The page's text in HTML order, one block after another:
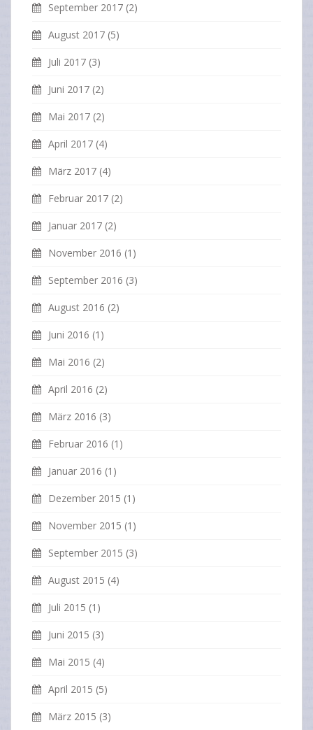
September 2017 (2)
August 2017 (5)
Juli 2017 (3)
Juni 2017 (2)
Mai 2017 (2)
April 2017 (4)
März 2017 (4)
Februar 2017 (2)
Januar 2017 (2)
November 2016 (1)
September 2016 (3)
August 2016 (2)
Juni 2016 (1)
Mai 2016 (2)
April 2016 (2)
März 2016 (3)
Februar 2016 (1)
Januar 2016 (1)
Dezember 2015 (1)
November 2015 (1)
September 2015 (3)
August 2015 (4)
Juli 2015 (1)
Juni 2015 (3)
Mai 2015 (4)
April 2015 (5)
März 2015 (3)